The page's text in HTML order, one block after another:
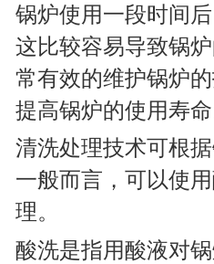
锅炉使用一段时间
这比较容易导致锅
常有效的维护锅炉
提高锅炉的使用寿命
清洗处理技术可根
一般而言，可以使
理。
酸洗是指用酸液对